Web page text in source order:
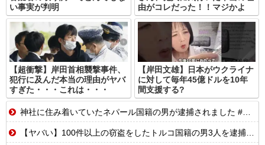
い事実が判明
由がコレだった！！マジかよ
【超衝撃】岸田首相襲撃事件、
犯行に及んだ本当の理由がヤバ
すぎた・・・これは・・・
【岸田文雄】日本がウクライナ
に対して毎年45億ドルを10年
間支援する?
神社に住み着いていたネパール国籍の男が逮捕されました #移民 #外国人
【ヤバい】100件以上の窃盗をしたトルコ国籍の男3人を逮捕 #移民 #外国人